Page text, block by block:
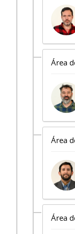
Área
Área
Área